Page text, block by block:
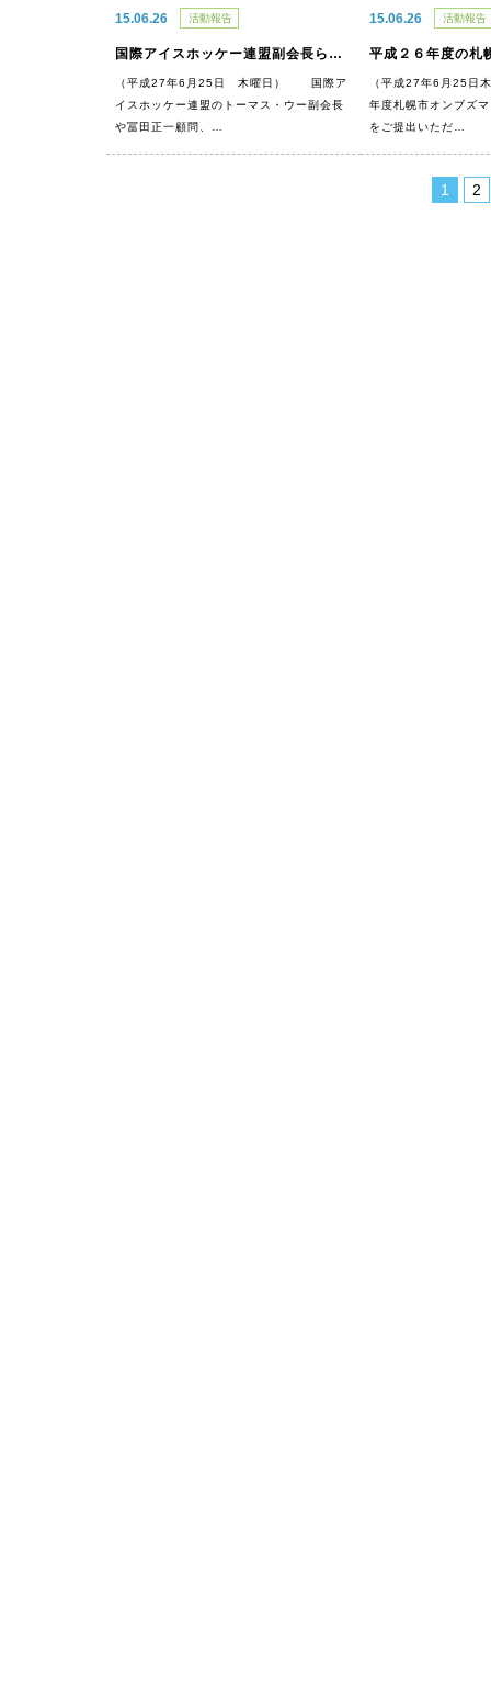
15.06.26 活動報告
国際アイスホッケー連盟副会長らがお越しになりました
（平成27年6月25日 木曜日） 国際ア
イスホッケー連盟のトーマス・ウー副会長
や冨田正一顧問、…
15.06.26 活動報告
（平成27年6月25
年度札幌市オンブズ
をご提出いただ…
1 2